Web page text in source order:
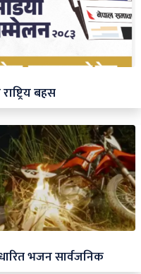
बहस
भजन सार्वजनिक